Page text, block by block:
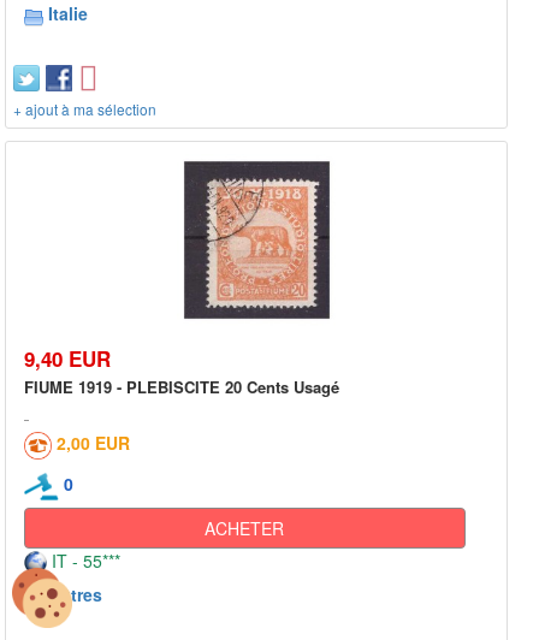
Italie
+ ajout à ma sélection
9,40 EUR
FIUME 1919 - PLEBISCITE 20 Cents Usagé
2,00 EUR
0
ACHETER
IT - 55***
Autres